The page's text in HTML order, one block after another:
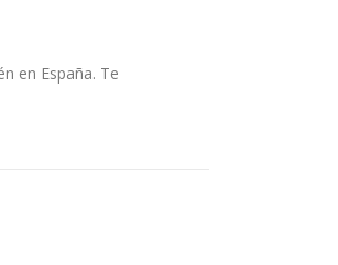
en España. Te